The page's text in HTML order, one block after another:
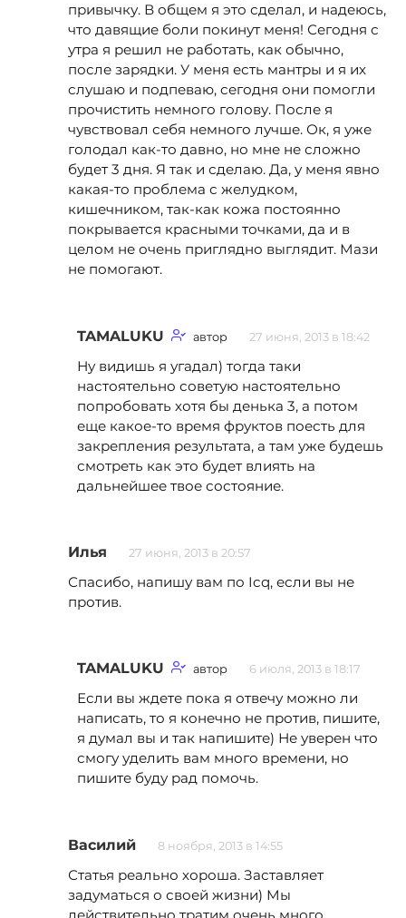
привычку. В общем я это сделал, и надеюсь,
что давящие боли покинут меня! Сегодня с
утра я решил не работать, как обычно,
после зарядки. У меня есть мантры и я их
слушаю и подпеваю, сегодня они помогли
прочистить немного голову. После я
чувствовал себя немного лучше. Ок, я уже
голодал как-то давно, но мне не сложно
будет 3 дня. Я так и сделаю. Да, у меня явно
какая-то проблема с желудком,
кишечником, так-как кожа постоянно
покрывается красными точками, да и в
целом не очень приглядно выглядит. Мази
не помогают.
TAMALUKU автор 27 июня, 2013 в 18:42
Ну видишь я угадал) тогда таки
настоятельно советую настоятельно
попробовать хотя бы денька 3, а потом
еще какое-то время фруктов поесть для
закрепления результата, а там уже будешь
смотреть как это будет влиять на
дальнейшее твое состояние.
Илья 27 июня, 2013 в 20:57
Спасибо, напишу вам по Icq, если вы не
против.
TAMALUKU автор 6 июля, 2013 в 18:17
Если вы ждете пока я отвечу можно ли
написать, то я конечно не против, пишите,
я думал вы и так напишите) Не уверен что
смогу уделить вам много времени, но
пишите буду рад помочь.
Василий 8 ноября, 2013 в 14:55
Статья реально хороша. Заставляет
задуматься о своей жизни) Мы